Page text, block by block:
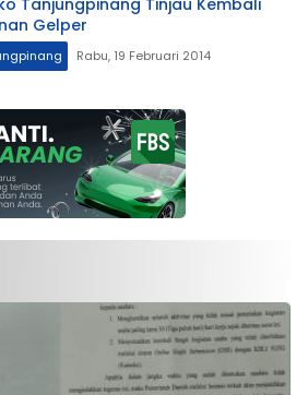
Tanjungpinang Tinjau Kembali
Gelper
Rabu, 19 Februari 2014